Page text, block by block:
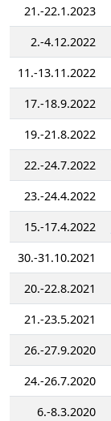
21.-22.1.2023
2.-4.12.2022
11.-13.11.2022
17.-18.9.2022
19.-21.8.2022
22.-24.7.2022
23.-24.4.2022
15.-17.4.2022
30.-31.10.2021
20.-22.8.2021
21.-23.5.2021
26.-27.9.2020
24.-26.7.2020
6.-8.3.2020